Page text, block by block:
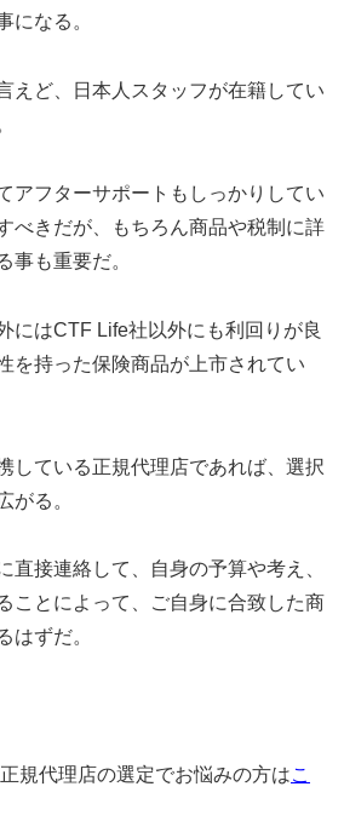
になる。
えど、日本人スタッフが在籍してい
アフターサポートもしっかりしてい
べきだが、もちろん商品や税制に詳
事も重要だ。
にはCTF Life社以外にも利回りが良
を持った保険商品が上市されてい
している正規代理店であれば、選択
がる。
直接連絡して、自身の予算や考え、
ことによって、ご自身に合致した商
はずだ。
規代理店の選定でお悩みの方はこ